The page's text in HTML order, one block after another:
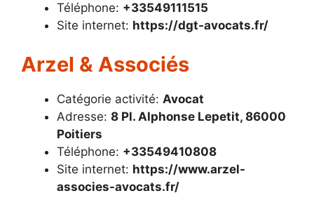
Téléphone: +33549111515
Site internet: https://dgt-avocats.fr/
Arzel & Associés
Catégorie activité: Avocat
Adresse: 8 Pl. Alphonse Lepetit, 86000
Poitiers
Téléphone: +33549410808
Site internet: https://www.arzel-
associes-avocats.fr/